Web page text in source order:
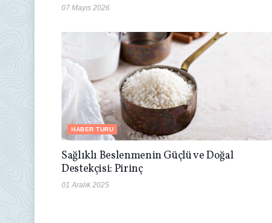
07 Mayıs 2026
HABER TURU
Sağlıklı Beslenmenin Güçlü ve Doğal
Destekçisi: Pirinç
01 Aralık 2025